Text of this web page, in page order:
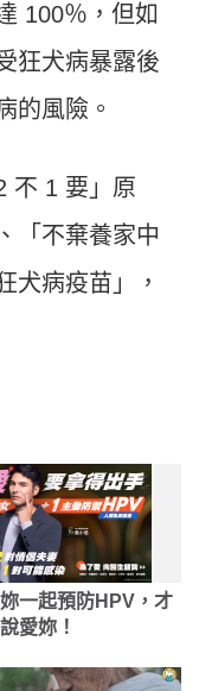
100％，但如
狂犬病暴露後
的風險。
不 1 要」原
「不棄養家中
犬病疫苗」，
一起預防HPV，才
愛妳！